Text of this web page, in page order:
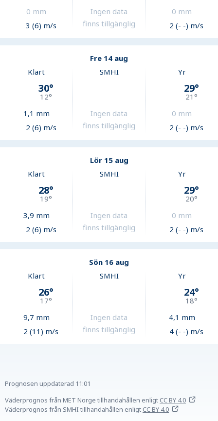
0 mm
3 (6) m/s
Ingen data
finns tillgänglig
0 mm
2 (- -) m/s
Fre 14 aug
Klart
30°
12°
1,1 mm
2 (6) m/s
SMHI
Ingen data
finns tillgänglig
Yr
29°
21°
0 mm
2 (- -) m/s
Lör 15 aug
Klart
28°
19°
3,9 mm
2 (6) m/s
SMHI
Ingen data
finns tillgänglig
Yr
29°
20°
0 mm
2 (- -) m/s
Sön 16 aug
Klart
26°
17°
9,7 mm
2 (11) m/s
SMHI
Ingen data
finns tillgänglig
Yr
24°
18°
4,1 mm
4 (- -) m/s
Prognosen uppdaterad 11:01
Väderprognos från MET Norge tillhandahållen enligtCC BY 4.0
Väderprognos från SMHI tillhandahållen enligtCC BY 4.0